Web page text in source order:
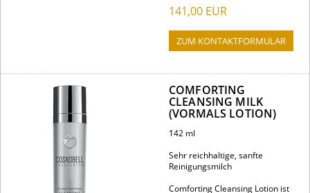
141,00 EUR
ZUM KONTAKTFORMULAR
COMFORTING
CLEANSING MILK
(VORMALS LOTION)
142 ml
Sehr reichhaltige, sanfte
Reinigungsmilch
Comforting Cleansing Lotion ist